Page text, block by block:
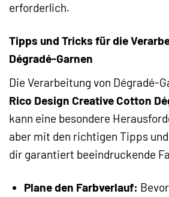
erforderlich.
Tipps und Tricks für die
Dégradé-Garnen
Die Verarbeitung von Dégradé-
Rico Design Creative Cotton
kann eine besondere
aber mit den richtigen Tipps
dir garantiert beeindruckende
Plane den Farbverlauf: